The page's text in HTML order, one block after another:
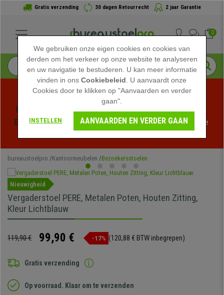
Gratis verzending 30 dagen Retourrecht 2 jaar Garantie
0
Profiteer van de Zomeruitverkoop bij bureaustoelpro!
Exclusieve kortingen voor een beperkte tijd - Bekijk de
bureaustoelpro Kantoormeubelen Bezoekersstoelen
Nieuwigheid
Vergaderstoel PERE, Metalen Poten, Houten Zitting,
Kleur Lichtblauw
119,90 € 99,90 € -17% (120,88 € BTW inbegrepen)
Gratis verzending
Op voorraad. Klaar om te verzenden
We gebruiken onze eigen cookies en cookies van
derden om het verkeer op onze website te analyseren
en uw navigatie te bestuderen. U kan meer informatie
vinden in onsCookiebeleid . U aanvaardt onze
Cookies door te klikken op "Aanvaarden en verder
gaan".
INSTELLEN AANVAARDEN EN VERDER GAAN